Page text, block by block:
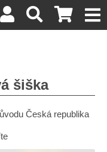
šiška
Česká republika